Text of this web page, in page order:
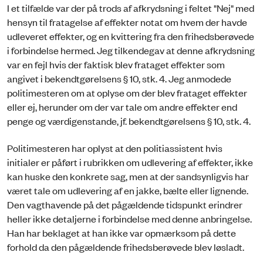
I et tilfælde var der på trods af afkrydsning i feltet "Nej" med
hensyn til fratagelse af effekter notat om hvem der havde
udleveret effekter, og en kvittering fra den frihedsberøvede
i forbindelse hermed. Jeg tilkendegav at denne afkrydsning
var en fejl hvis der faktisk blev frataget effekter som
angivet i bekendtgørelsens § 10, stk. 4. Jeg anmodede
politimesteren om at oplyse om der blev frataget effekter
eller ej, herunder om der var tale om andre effekter end
penge og værdigenstande, jf. bekendtgørelsens § 10, stk. 4.
Politimesteren har oplyst at den politiassistent hvis
initialer er påført i rubrikken om udlevering af effekter, ikke
kan huske den konkrete sag, men at der sandsynligvis har
været tale om udlevering af en jakke, bælte eller lignende.
Den vagthavende på det pågældende tidspunkt erindrer
heller ikke detaljerne i forbindelse med denne anbringelse.
Han har beklaget at han ikke var opmærksom på dette
forhold da den pågældende frihedsberøvede blev løsladt.